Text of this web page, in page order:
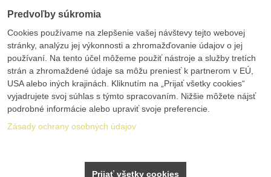
Predvoľby súkromia
Cookies používame na zlepšenie vašej návštevy tejto webovej
stránky, analýzu jej výkonnosti a zhromažďovanie údajov o jej
používaní. Na tento účel môžeme použiť nástroje a služby tretích
strán a zhromaždené údaje sa môžu preniesť k partnerom v EÚ,
USA alebo iných krajinách. Kliknutím na „Prijať všetky cookies“
vyjadrujete svoj súhlas s týmto spracovaním. Nižšie môžete nájsť
podrobné informácie alebo upraviť svoje preferencie.
Zásady ochrany osobných údajov
Prijať všetky cookies